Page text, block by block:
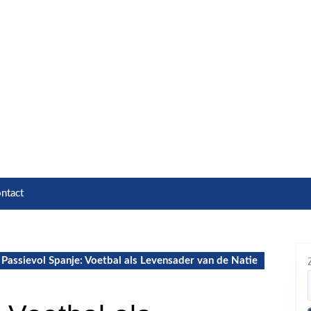
Passievol Spanje: Voetbal als Levensader van de Natie